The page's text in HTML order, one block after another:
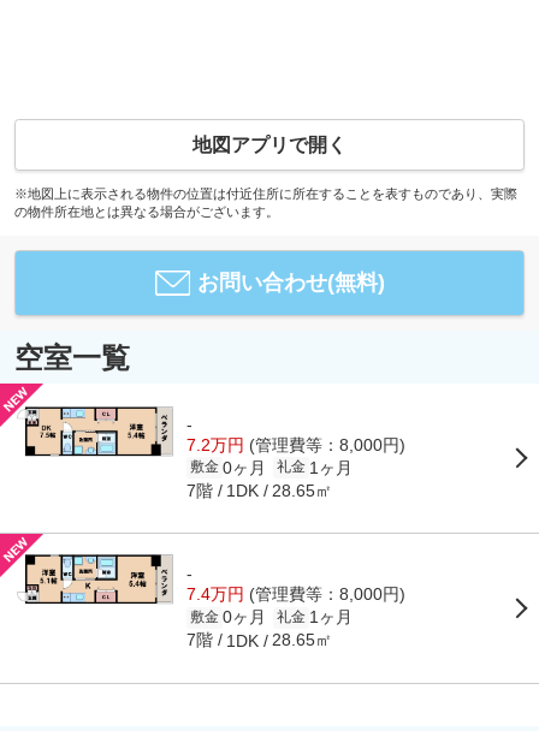
地図アプリで開く
※地図上に表示される物件の位置は付近住所に所在することを表すものであり、実際
の物件所在地とは異なる場合がございます。
お問い合わせ(無料)
空室一覧
-
7.2万円 (管理費等：8,000円)
敷金 0ヶ月 礼金 1ヶ月
7階 1DK 28.65㎡
-
7.4万円 (管理費等：8,000円)
敷金 0ヶ月 礼金 1ヶ月
7階 1DK 28.65㎡